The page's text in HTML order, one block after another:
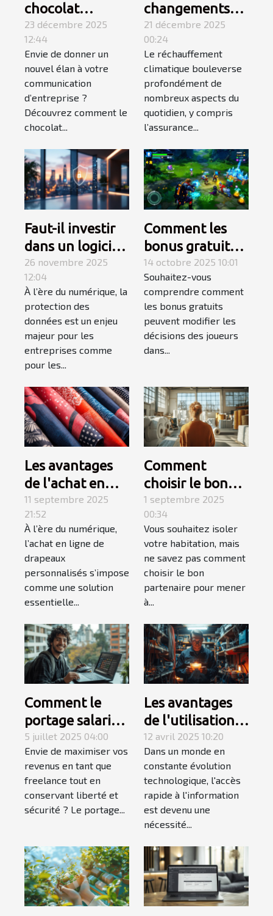
chocolat
personnalisé
peut
transformer
votre
communication
d'entreprise ?
23 décembre 2025
12:44
Envie de donner un
nouvel élan à votre
communication
d’entreprise ?
Découvrez comment le
chocolat...
changements
climatiques
influencent-ils
les polices
d'assurance
habitation ?
21 décembre 2025
00:24
Le réchauffement
climatique bouleverse
profondément de
nombreux aspects du
quotidien, y compris
l’assurance...
Faut-il investir
dans un logiciel
de sécurité haut
de gamme ?
26 novembre 2025
12:04
À l’ère du numérique, la
protection des
données est un enjeu
majeur pour les
entreprises comme
pour les...
Comment les
bonus gratuits
influencent-ils
les choix des
joueurs ?
14 octobre 2025 10:01
Souhaitez-vous
comprendre comment
les bonus gratuits
peuvent modifier les
décisions des joueurs
dans...
Les avantages
de l'achat en
ligne pour des
drapeaux
personnalisés
11 septembre 2025
21:52
À l’ère du numérique,
l’achat en ligne de
drapeaux
personnalisés s’impose
comme une solution
essentielle...
Comment
choisir le bon
partenaire pour
votre projet
d'isolation ?
1 septembre 2025
00:34
Vous souhaitez isoler
votre habitation, mais
ne savez pas comment
choisir le bon
partenaire pour mener
à...
Comment le
portage salarial
optimise-t-il
votre revenu de
freelance ?
5 juillet 2025 04:00
Envie de maximiser vos
revenus en tant que
freelance tout en
conservant liberté et
sécurité ? Le portage...
Les avantages
de l'utilisation
d'un annuaire
en ligne pour les
services
d'électricité
12 avril 2025 10:20
Dans un monde en
constante évolution
technologique, l'accès
rapide à l'information
est devenu une
nécessité...